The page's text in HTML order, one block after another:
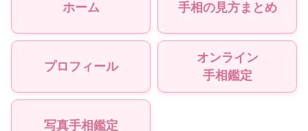
ホーム 手相の見方まとめ
プロフィール
オンライン
手相鑑定
写真手相鑑定